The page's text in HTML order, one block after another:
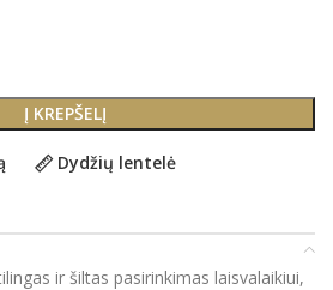
Į KREPŠELĮ
Dydžių lentelė
ir šiltas pasirinkimas laisvalaikiui,